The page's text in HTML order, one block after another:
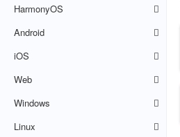
HarmonyOS
Android
iOS
Web
Windows
Linux